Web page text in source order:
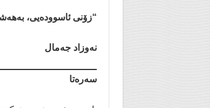
“زۆنی ئاسوودەیی،
نەوزاد جەمال
سەرەتا